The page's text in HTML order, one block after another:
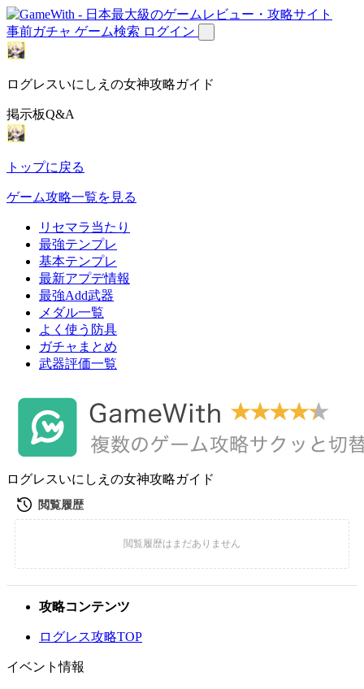
事前ガチャ ゲーム検索 ログイン
ログレスいにしえの女神攻略ガイド
掲示板Q&A
トップに戻る
ゲーム攻略一覧を見る
リセマラ当たり
最強テンプレ
基本テンプレ
最新アプデ情報
最強Add武器
メダル一覧
よく使う防具
ガチャまとめ
武器評価一覧
ログレスいにしえの女神攻略ガイド
攻略コンテンツ
ログレス攻略TOP
イベント情報